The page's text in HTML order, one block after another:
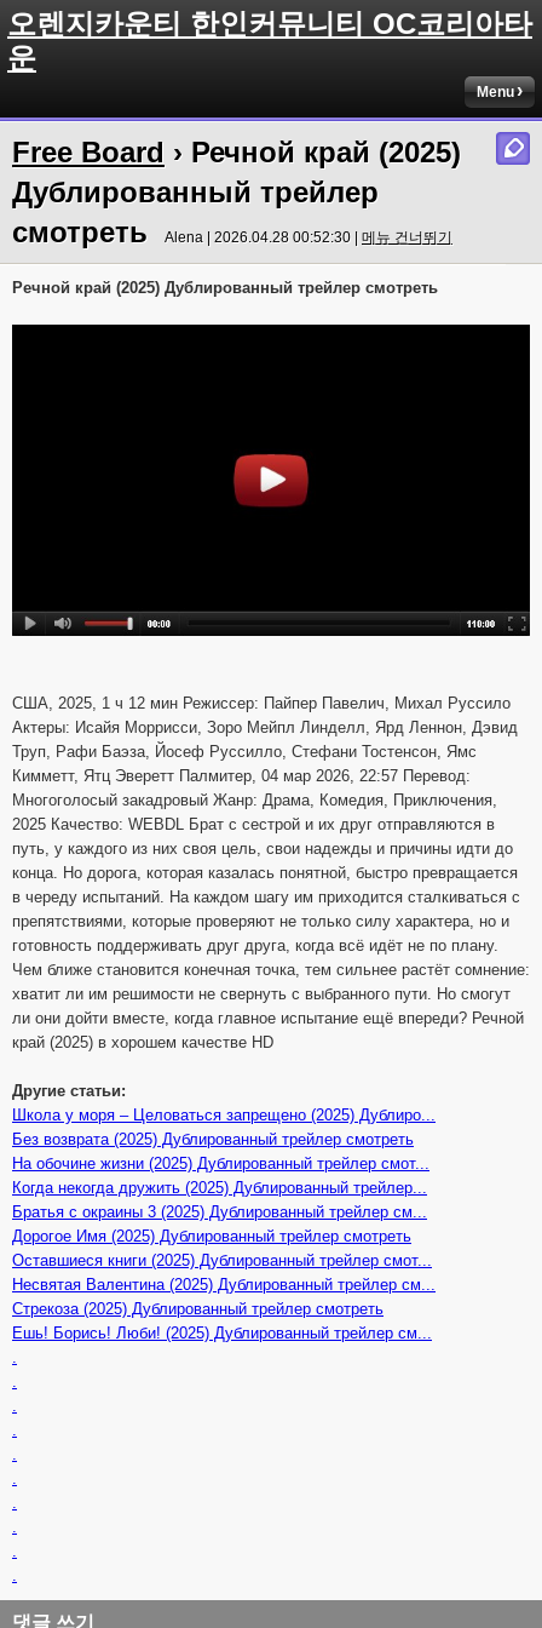
오렌지카운티 한인커뮤니티 OC코리아타
운
Menu
Free Board › Речной край (2025)
Дублированный трейлер
смотреть
Alena | 2026.04.28 00:52:30 | 메뉴 건너뛰기
Речной край (2025) Дублированный трейлер смотреть
США, 2025, 1 ч 12 мин Режиссер: Пайпер Павелич, Михал Руссило
Актеры: Исайя Моррисси, Зоро Мейпл Линделл, Ярд Леннон, Дэвид
Труп, Рафи Баэза, Йосеф Руссилло, Стефани Тостенсон, Ямс
Кимметт, Ятц Эверетт Палмитер, 04 мар 2026, 22:57 Перевод:
Многоголосый закадровый Жанр: Драма, Комедия, Приключения,
2025 Качество: WEBDL Брат с сестрой и их друг отправляются в
путь, у каждого из них своя цель, свои надежды и причины идти до
конца. Но дорога, которая казалась понятной, быстро превращается
в череду испытаний. На каждом шагу им приходится сталкиваться с
препятствиями, которые проверяют не только силу характера, но и
готовность поддерживать друг друга, когда всё идёт не по плану.
Чем ближе становится конечная точка, тем сильнее растёт сомнение:
хватит ли им решимости не свернуть с выбранного пути. Но смогут
ли они дойти вместе, когда главное испытание ещё впереди? Речной
край (2025) в хорошем качестве HD
Другие статьи:
Школа у моря – Целоваться запрещено (2025) Дублиро...
Без возврата (2025) Дублированный трейлер смотреть
На обочине жизни (2025) Дублированный трейлер смот...
Когда некогда дружить (2025) Дублированный трейлер...
Братья с окраины 3 (2025) Дублированный трейлер см...
Дорогое Имя (2025) Дублированный трейлер смотреть
Оставшиеся книги (2025) Дублированный трейлер смот...
Несвятая Валентина (2025) Дублированный трейлер см...
Стрекоза (2025) Дублированный трейлер смотреть
Ешь! Борись! Люби! (2025) Дублированный трейлер см...
댓글 쓰기